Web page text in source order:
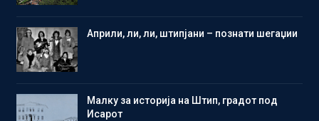
Aприли, ли, ли, штипјани – познати шегаџии
Малку за историја на Штип, градот под
Исарот